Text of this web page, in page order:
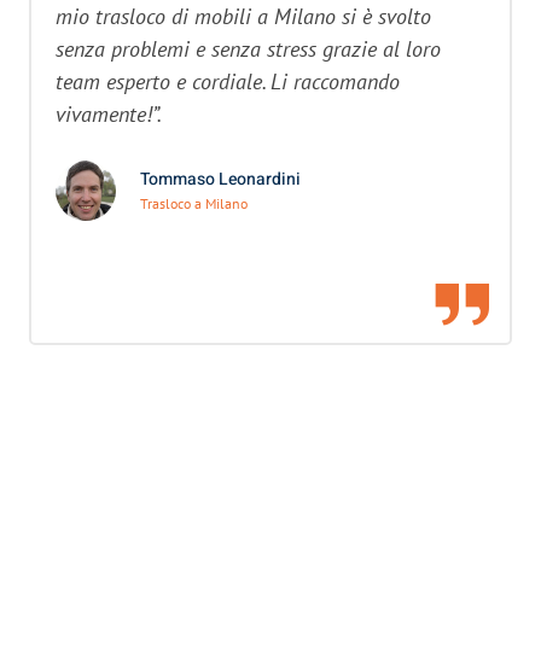
mio trasloco di mobili a Milano si è svolto
senza problemi e senza stress grazie al loro
team esperto e cordiale. Li raccomando
vivamente!”.
Tommaso Leonardini
Trasloco a Milano